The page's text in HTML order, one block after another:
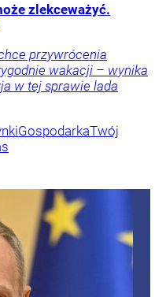
zlekceważyć.
przywrócenia
wakacji – wynika
w tej sprawie lada
GospodarkaTwój